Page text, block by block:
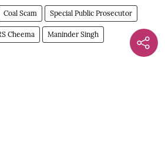
Coal Scam Special Public Prosecutor
Cheema Maninder Singh